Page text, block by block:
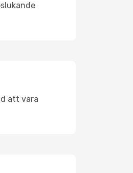
att vara